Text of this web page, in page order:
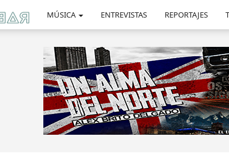
MÚSICA ENTREVISTAS REPORTAJES